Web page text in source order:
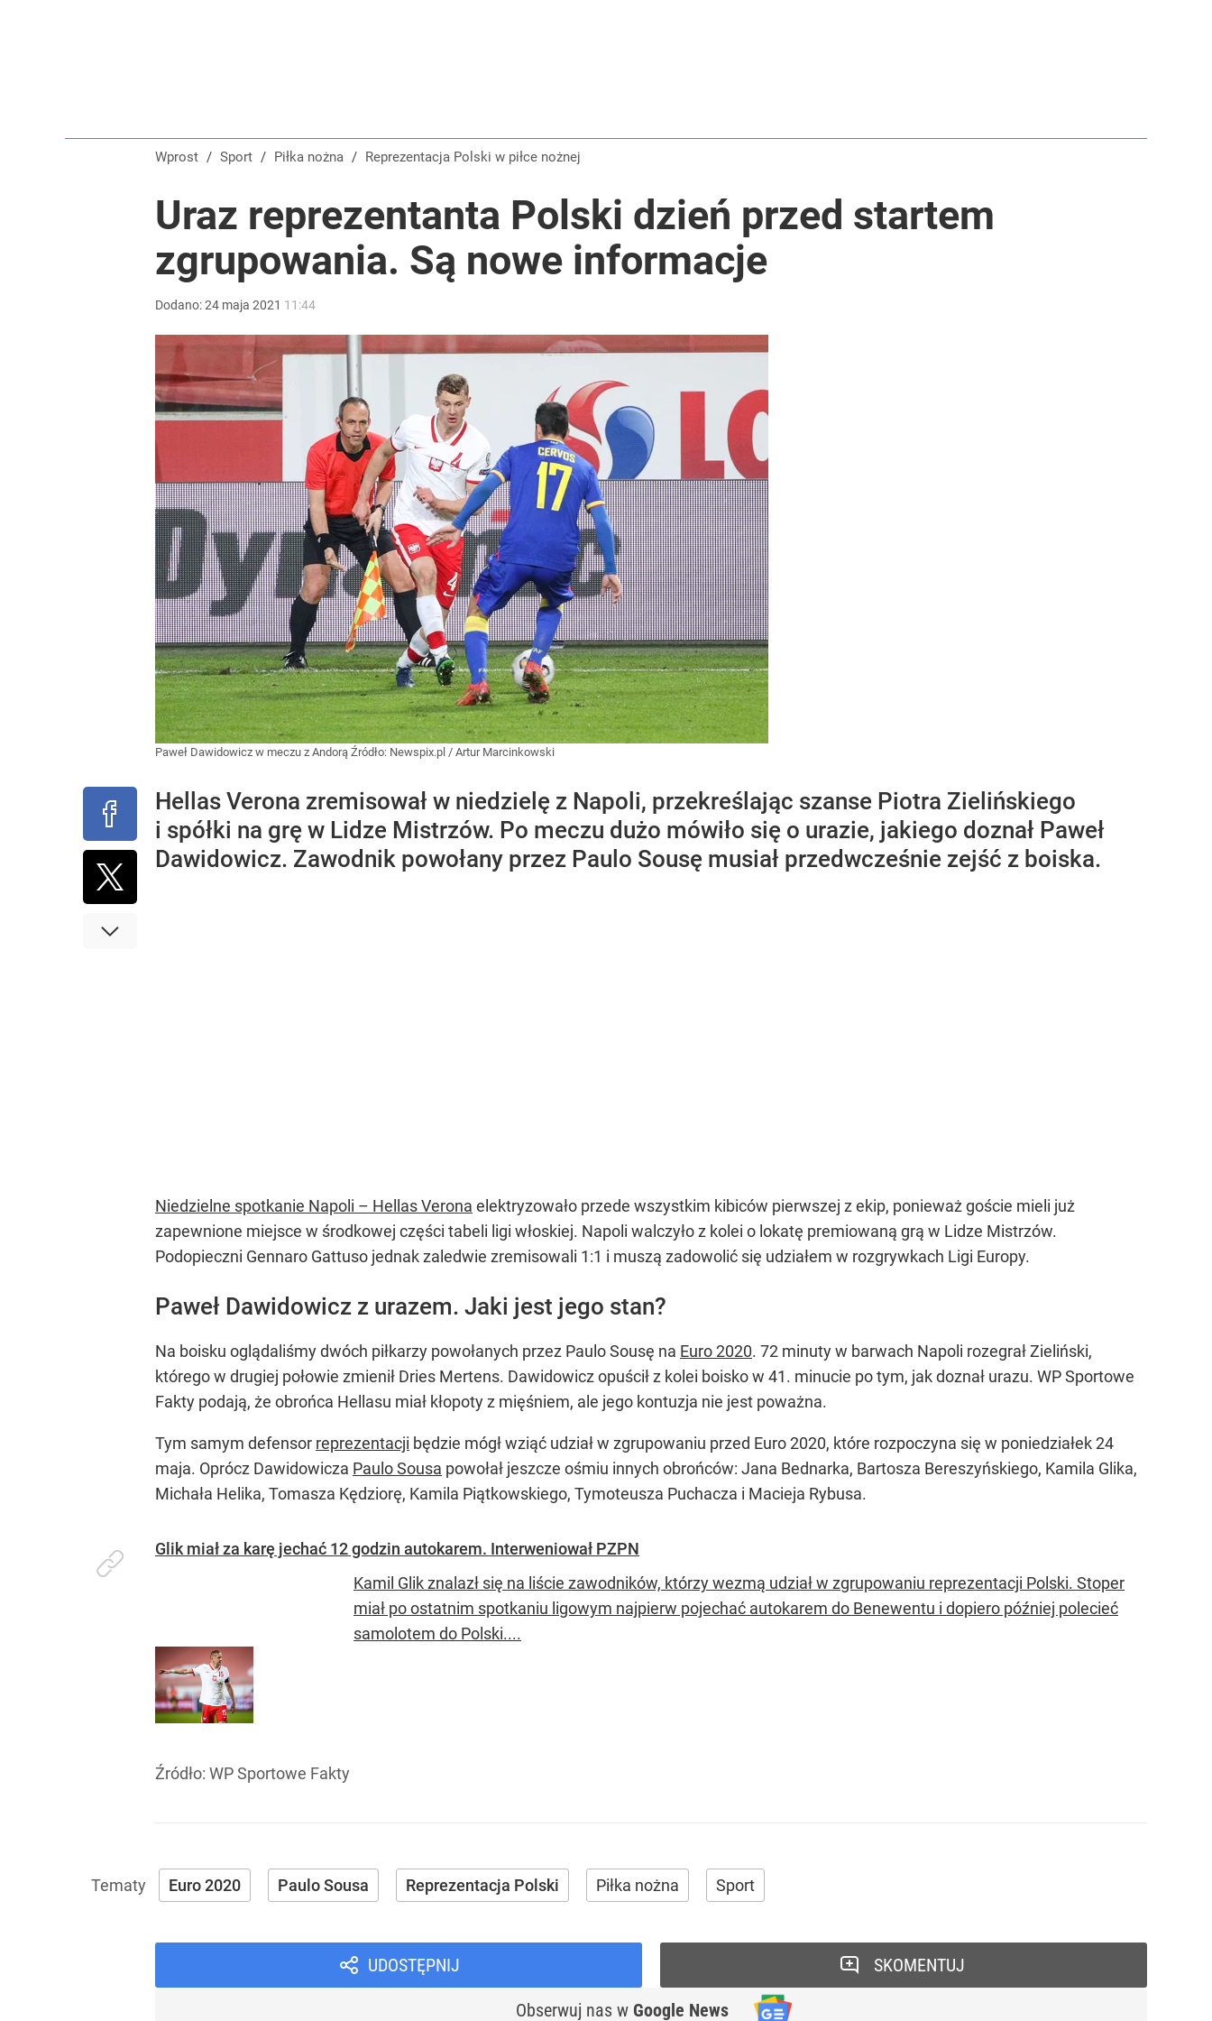
Tego sondażu premier nie może zlekceważyć. Polacy o przywróceniu CPN
Wprost / Sport / Piłka nożna / Reprezentacja Polski w piłce nożnej
Uraz reprezentanta Polski dzień przed startem
zgrupowania. Są nowe informacje
Dodano:24 maja 2021 11:44
Paweł Dawidowicz w meczu z Andorą Źródło: Newspix.pl / Artur Marcinkowski
Hellas Verona zremisował w niedzielę z Napoli, przekreślając szanse Piotra Zielińskiego
i spółki na grę w Lidze Mistrzów. Po meczu dużo mówiło się o urazie, jakiego doznał Paweł
Dawidowicz. Zawodnik powołany przez Paulo Sousę musiał przedwcześnie zejść z boiska.
Niedzielne spotkanie Napoli – Hellas Verona elektryzowało przede wszystkim kibiców pierwszej z ekip, ponieważ goście mieli już
zapewnione miejsce w środkowej części tabeli ligi włoskiej. Napoli walczyło z kolei o lokatę premiowaną grą w Lidze Mistrzów.
Podopieczni Gennaro Gattuso jednak zaledwie zremisowali 1:1 i muszą zadowolić się udziałem w rozgrywkach Ligi Europy.
Paweł Dawidowicz z urazem. Jaki jest jego stan?
Na boisku oglądaliśmy dwóch piłkarzy powołanych przez Paulo Sousę na Euro 2020. 72 minuty w barwach Napoli rozegrał Zieliński,
którego w drugiej połowie zmienił Dries Mertens. Dawidowicz opuścił z kolei boisko w 41. minucie po tym, jak doznał urazu. WP Sportowe
Fakty podają, że obrońca Hellasu miał kłopoty z mięśniem, ale jego kontuzja nie jest poważna.
Tym samym defensor reprezentacji będzie mógł wziąć udział w zgrupowaniu przed Euro 2020, które rozpoczyna się w poniedziałek 24
maja. Oprócz Dawidowicza Paulo Sousa powołał jeszcze ośmiu innych obrońców: Jana Bednarka, Bartosza Bereszyńskiego, Kamila Glika,
Michała Helika, Tomasza Kędziorę, Kamila Piątkowskiego, Tymoteusza Puchacza i Macieja Rybusa.
Glik miał za karę jechać 12 godzin autokarem. Interweniował PZPN
Kamil Glik znalazł się na liście zawodników, którzy wezmą udział w zgrupowaniu reprezentacji Polski. Stoper
miał po ostatnim spotkaniu ligowym najpierw pojechać autokarem do Benewentu i dopiero później polecieć
samolotem do Polski....
Źródło: WP Sportowe Fakty
Euro 2020 Paulo Sousa Reprezentacja Polski Piłka nożna Sport
UDOSTĘPNIJ
Obserwuj nas w Google News
SKOMENTUJ